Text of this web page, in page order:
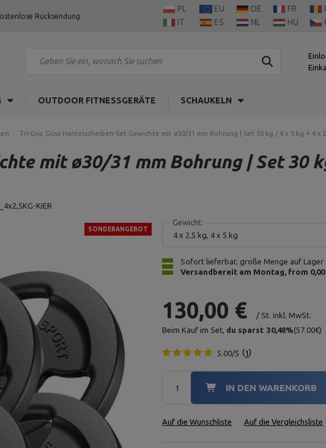
Rücksendung
PL EU DE FR
IT
ES NL HU
OUTDOOR FITNESSGERÄTE SCHAUKELN
Tri-Grip Guss Hantelscheiben-Set Gewichte mit ø30/31 mm Bohrung | Set 30 kg / 4 x 5 kg + 4 x
mit ø30/31 mm Bohrung | Set 30
KIER
SONDERANGEBOT
Gewicht:
4 x 2,5 kg, 4 x 5 kg
Sofort lieferbar, große Menge auf Lager
Versandbereit am Montag from 0,00
130,00 € / St. inkl. MwSt.
Beim Kauf im Set, du sparst 30,48%(57.00€)
5.00/5 1
IN DEN WARENKORB
Auf die Wunschliste Auf die Vergleichsliste